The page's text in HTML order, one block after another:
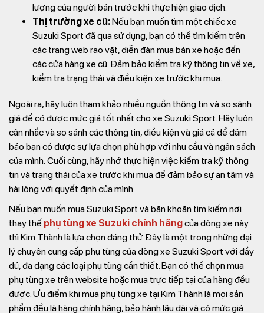
lượng của người bán trước khi thực hiện giao dịch.
Thị trường xe cũ:Nếu bạn muốn tìm một chiếc xe
Suzuki Sport đã qua sử dụng, bạn có thể tìm kiếm trên
các trang web rao vặt, diễn đàn mua bán xe hoặc đến
các cửa hàng xe cũ. Đảm bảo kiểm tra kỹ thông tin về xe,
kiểm tra trạng thái và điều kiện xe trước khi mua.
Ngoài ra, hãy luôn tham khảo nhiều nguồn thông tin và so sánh
giá để có được mức giá tốt nhất cho xe Suzuki Sport. Hãy luôn
cân nhắc và so sánh các thông tin, điều kiện và giá cả để đảm
bảo bạn có được sự lựa chọn phù hợp với nhu cầu và ngân sách
của mình. Cuối cùng, hãy nhớ thực hiện việc kiểm tra kỹ thông
tin và trạng thái của xe trước khi mua để đảm bảo sự an tâm và
hài lòng với quyết định của mình.
Nếu bạn muốn mua Suzuki Sport và băn khoăn tìm kiếm nơi
thay thế phụ tùng xe Suzuki chính hãngcủa dòng xe này
thì Kim Thành là lựa chọn đáng thử. Đây là một trong những đại
lý chuyên cung cấp phụ tùng của dòng xe Suzuki Sport với đầy
đủ, đa dạng các loại phụ tùng cần thiết. Bạn có thể chọn mua
phụ tùng xe trên website hoặc mua trực tiếp tại của hàng đều
được. Ưu điểm khi mua phụ tùng xe tại Kim Thành là mọi sản
phẩm đều là hàng chính hãng, bảo hành lâu dài và có mức giá